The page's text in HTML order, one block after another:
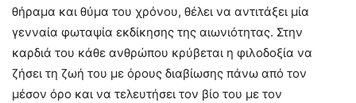
θήραμα και θύμα του χρόνου, θέλει να αντιτάξει μία
γενναία φωταψία εκδίκησης της αιωνιότητας. Στην
καρδιά του κάθε ανθρώπου κρύβεται η φιλοδοξία να
ζήσει τη ζωή του με όρους διαβίωσης πάνω από τον
μέσον όρο και να τελευτήσει τον βίο του με τον